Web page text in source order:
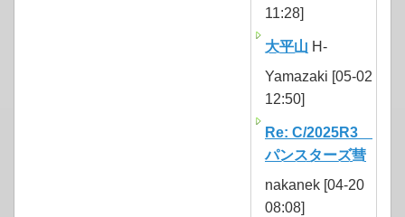
11:28]
大平山 H-
Yamazaki [05-02
12:50]
Re: C/2025R3
パンスターズ彗
nakanek [04-20
08:08]